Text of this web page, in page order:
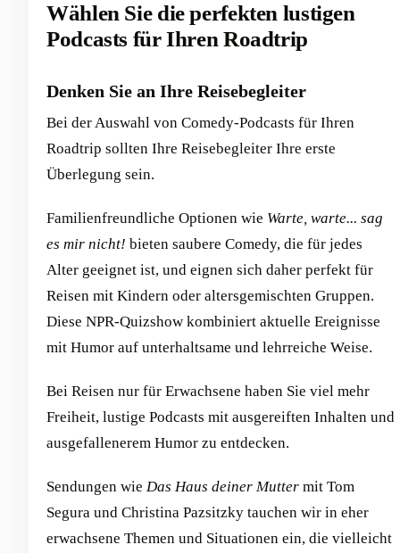
Wählen Sie die perfekten lustigen
Podcasts für Ihren Roadtrip
Denken Sie an Ihre Reisebegleiter
Bei der Auswahl von Comedy-Podcasts für Ihren
Roadtrip sollten Ihre Reisebegleiter Ihre erste
Überlegung sein.
Familienfreundliche Optionen wie Warte, warte... sag
es mir nicht! bieten saubere Comedy, die für jedes
Alter geeignet ist, und eignen sich daher perfekt für
Reisen mit Kindern oder altersgemischten Gruppen.
Diese NPR-Quizshow kombiniert aktuelle Ereignisse
mit Humor auf unterhaltsame und lehrreiche Weise.
Bei Reisen nur für Erwachsene haben Sie viel mehr
Freiheit, lustige Podcasts mit ausgereiften Inhalten und
ausgefallenerem Humor zu entdecken.
Sendungen wie Das Haus deiner Mutter mit Tom
Segura und Christina Pazsitzky tauchen wir in eher
erwachsene Themen und Situationen ein, die vielleicht